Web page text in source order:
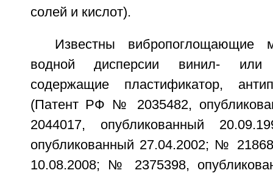
солей и кислот).
Известны вибропоглощающие
водной дисперсии винил- или
содержащие пластификатор,
(Патент РФ № 2035482,
2044017, опубликованный
опубликованный 27.04.2002; №
10.08.2008; № 2375398,